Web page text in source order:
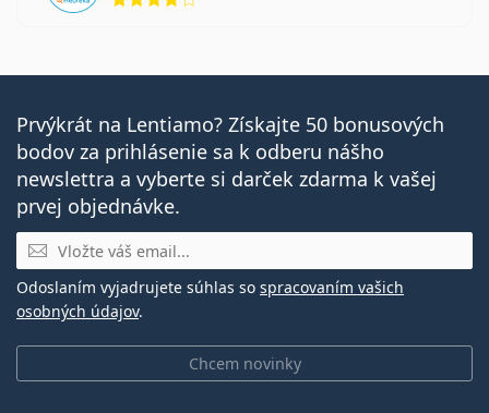
Prvýkrát na Lentiamo? Získajte 50 bonusových
bodov za prihlásenie sa k odberu nášho
newslettra a vyberte si darček zdarma k vašej
prvej objednávke.
E-mail
Chcem novinky
Odoslaním vyjadrujete súhlas so spracovaním vašich
osobných údajov.